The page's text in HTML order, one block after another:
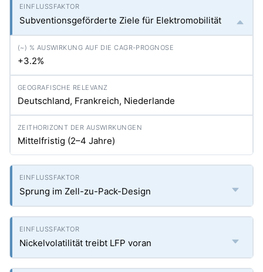
Subventionsgeförderte Ziele für Elektromobilität
+3.2%
Deutschland, Frankreich, Niederlande
Mittelfristig (2–4 Jahre)
Sprung im Zell-zu-Pack-Design
Nickelvolatilität treibt LFP voran